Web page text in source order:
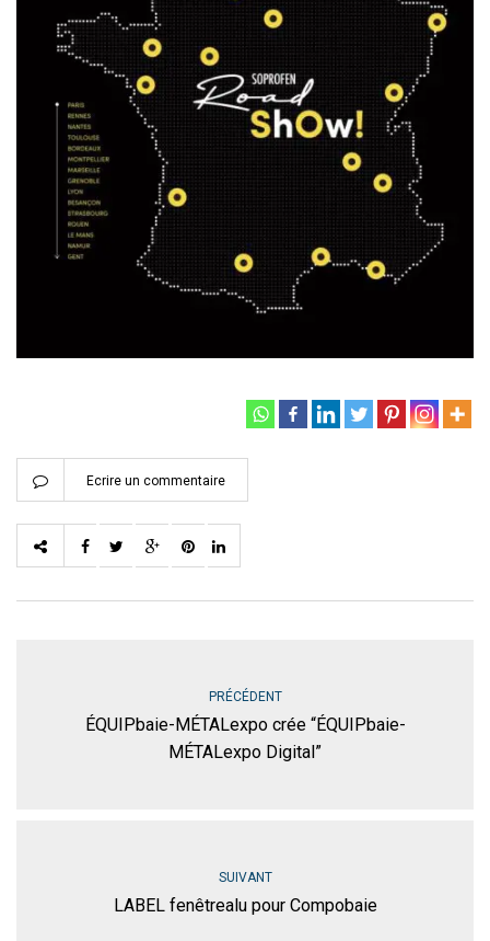
Ecrire un commentaire
PRÉCÉDENT
ÉQUIPbaie-MÉTALexpo crée “ÉQUIPbaie-
MÉTALexpo Digital”
SUIVANT
LABEL fenêtrealu pour Compobaie